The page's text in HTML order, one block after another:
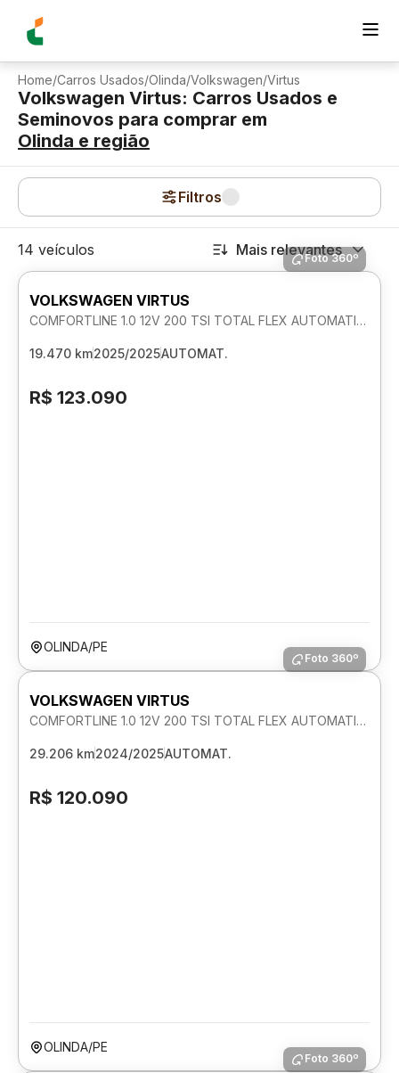
Home/Carros Usados/Olinda/Volkswagen/Virtus
Volkswagen Virtus: Carros Usados e
Seminovos para comprar em
Olinda e região
Filtros
14 veículos Mais relevantes
Foto 360º
VOLKSWAGEN VIRTUS
COMFORTLINE 1.0 12V 200 TSI TOTAL FLEX AUTOMATICO
19.470 km2025/2025AUTOMAT.
R$ 123.090
OLINDA/PE
Foto 360º
VOLKSWAGEN VIRTUS
COMFORTLINE 1.0 12V 200 TSI TOTAL FLEX AUTOMATICO
29.206 km2024/2025AUTOMAT.
R$ 120.090
OLINDA/PE
Foto 360º